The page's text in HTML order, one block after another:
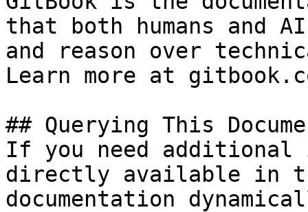
that both humans and
and reason over
Learn more at
## Querying This
If you need
directly available in
documentation